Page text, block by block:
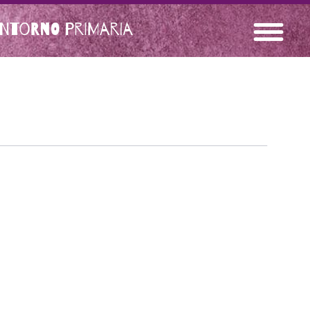
PRIMARIA